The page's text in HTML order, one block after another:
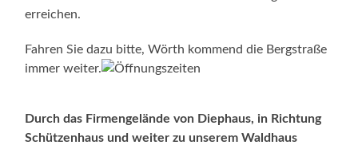
erreichen.
Fahren Sie dazu bitte, Wörth kommend die Bergstraße
immer weiter.
Durch das Firmengelände von Diephaus, in Richtung
Schützenhaus und weiter zu unserem Waldhaus